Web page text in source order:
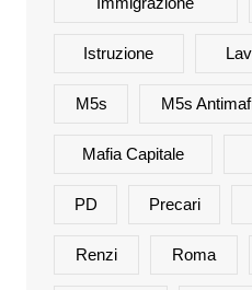
Istruzione
M5s M5s
Mafia Capitale
PD Precari
Renzi Roma